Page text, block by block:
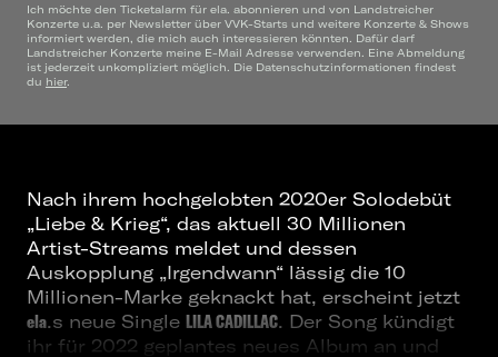
Ich möchte den Ticketalarm für ela. abonnieren und von Landstreicher
Konzerte u.a. per Newsletter über VVK-Starts und weitere Konzerte & Shows
informiert werden, die mich auch interessieren könnten. Dafür darf
Landstreicher Konzerte meine E-Mail Adresse verwenden. Eine Abmeldung
ist jederzeit unkompliziert möglich. Die Datenschutzinformationen findest
du hier.
Nach ihrem hochgelobten 2020er Solodebüt
„Liebe & Krieg“, das aktuell 30 Millionen
Artist-Streams meldet und dessen
Auskopplung „Irgendwann“ lässig die 10
Millionen-Marke geknackt hat, erscheint jetzt
ela.s neue Single LILA CADILLAC. Der Song kündigt
ihr für 2022 geplantes neues Album an und